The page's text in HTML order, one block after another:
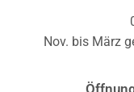
Nov. bis März